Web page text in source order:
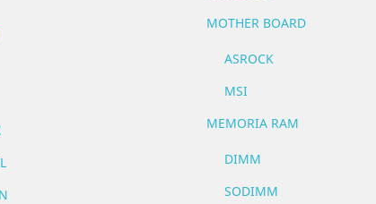
MOTHER BOARD
ASROCK
MSI
MEMORIA RAM
DIMM
SODIMM